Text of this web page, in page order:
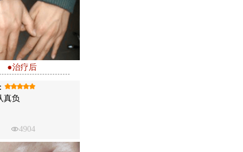
●治疗后
真负
4904